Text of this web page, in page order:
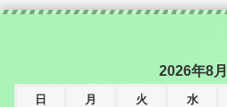
2026年8月
日 月 火 水